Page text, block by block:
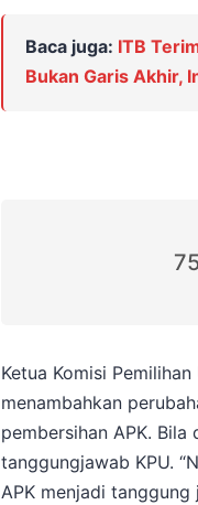
Baca juga: ITB
Bukan Garis Akhir,
Ketua Komisi
menambahkan
pembersihan APK. Bila
tanggungjawab KPU.
APK menjadi tanggung